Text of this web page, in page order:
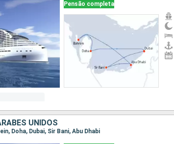
Pensão completa
UNIDOS
Doha, Dubai, Sir Bani, Abu Dhabi